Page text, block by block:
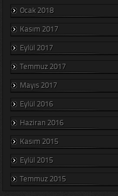
Ocak 2018
Kasım 2017
Eylül 2017
Temmuz 2017
Mayıs 2017
Eylül 2016
Haziran 2016
Kasım 2015
Eylül 2015
Temmuz 2015